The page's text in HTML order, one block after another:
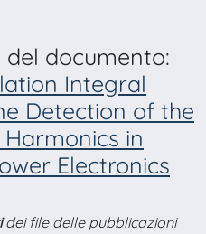
del documento:
Integral
Detection of the
in
Electronics
dei file delle pubblicazioni